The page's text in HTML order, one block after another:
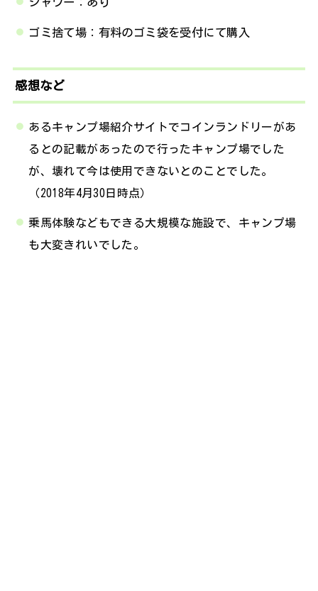
ゴミ捨て場：有料のゴミ袋を受付にて購入
感想など
あるキャンプ場紹介サイトでコインランドリーがあ
るとの記載があったので行ったキャンプ場でした
が、壊れて今は使用できないとのことでした。
（2018年4月30日時点）
乗馬体験などもできる大規模な施設で、キャンプ場
も大変きれいでした。